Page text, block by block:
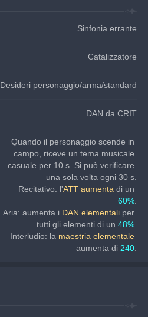
Sinfonia errante
Catalizzatore
Desideri personaggio/arma/standard
DAN da CRIT
Quando il personaggio scende in
campo, riceve un tema musicale
casuale per 10 s. Si può verificare
una sola volta ogni 30 s.
Recitativo: l'ATT aumenta di un
60%
Aria: aumenta i DAN elementali per
tutti gli elementi di un 48%
Interludio: la maestria elementale
aumenta di 240